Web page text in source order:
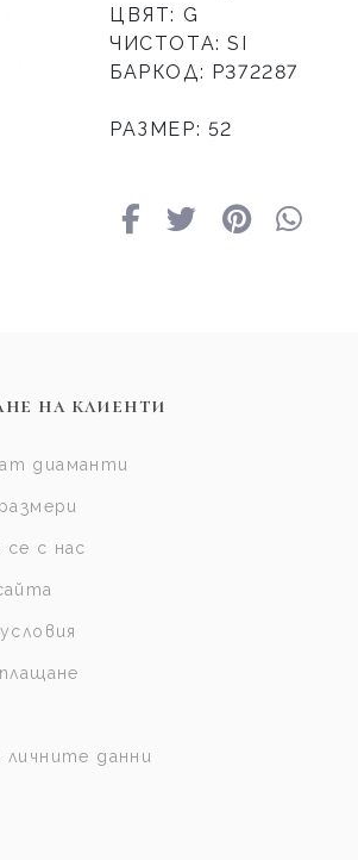
ЦВЯТ: G
ЧИСТОТА: SI
БАРКОД: Р372287
РАЗМЕР: 52
на клиенти
диаманти
с нас
данни